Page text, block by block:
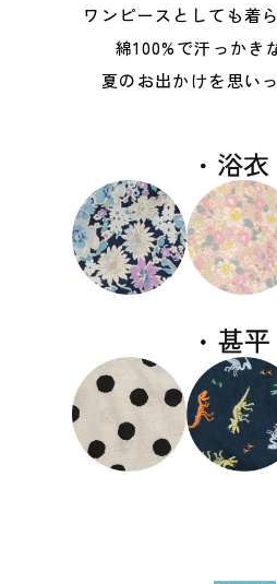
ワンピースとしても着
綿100%で汗っかき
夏のお出かけを思い